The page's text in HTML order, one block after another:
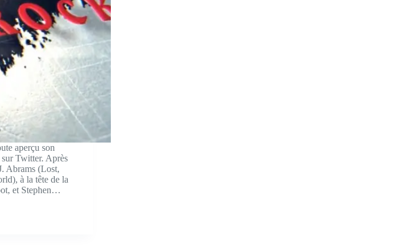
aperçu son
Twitter. Après
Abrams (Lost,
à la tête de la
et Stephen…